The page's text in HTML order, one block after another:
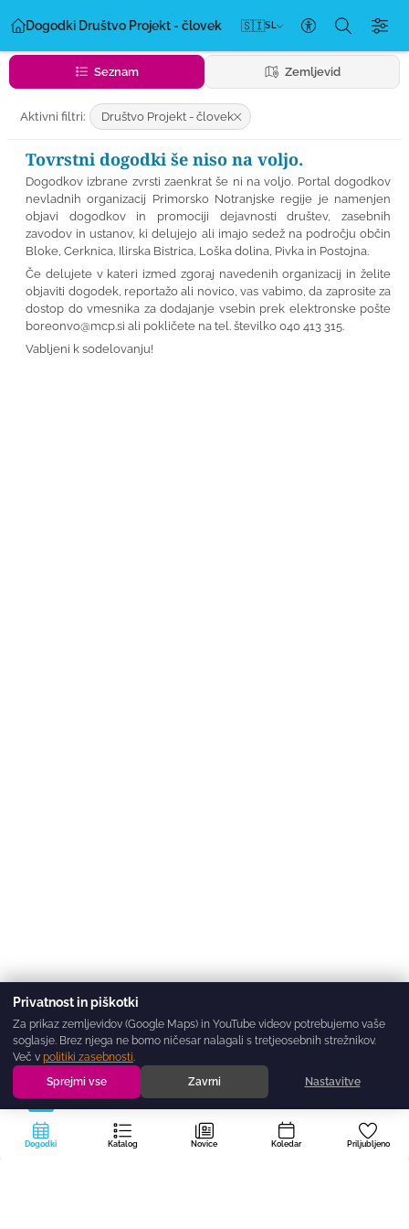
Dogodki Društvo Projekt - človek 🇸🇮SL
Nastavitve
Dogodki Katalog Novice Koledar Priljubljeno
Seznam Zemljevid
Aktivni filtri: Društvo Projekt - človek
Tovrstni dogodki še niso na voljo.
Dogodkov izbrane zvrsti zaenkrat še ni na voljo. Portal dogodkov
nevladnih organizacij Primorsko Notranjske regije je namenjen
objavi dogodkov in promociji dejavnosti društev, zasebnih
zavodov in ustanov, ki delujejo ali imajo sedež na področju občin
Bloke, Cerknica, Ilirska Bistrica, Loška dolina, Pivka in Postojna.
Če delujete v kateri izmed zgoraj navedenih organizacij in želite
objaviti dogodek, reportažo ali novico, vas vabimo, da zaprosite za
dostop do vmesnika za dodajanje vsebin prek elektronske pošte
boreonvo@mcp.si ali pokličete na tel. številko 040 413 315.
Vabljeni k sodelovanju!
Privatnost in piškotki
Za prikaz zemljevidov (Google Maps) in YouTube videov potrebujemo vaše
soglasje. Brez njega ne bomo ničesar nalagali s tretjeosebnih strežnikov.
Več v politiki zasebnosti.
Sprejmi vse
Zavrni Nastavitve